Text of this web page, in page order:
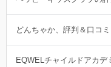
どんちゃか、評判＆口コ
EQWELチャイルドアカデ